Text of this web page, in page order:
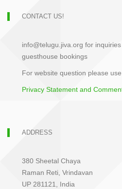
CONTACT US!
info@telugu.jiva.org for
guesthouse bookings
For website question please
Privacy Statement and
ADDRESS
380 Sheetal Chaya
Raman Reti, Vrindavan
UP 281121, India